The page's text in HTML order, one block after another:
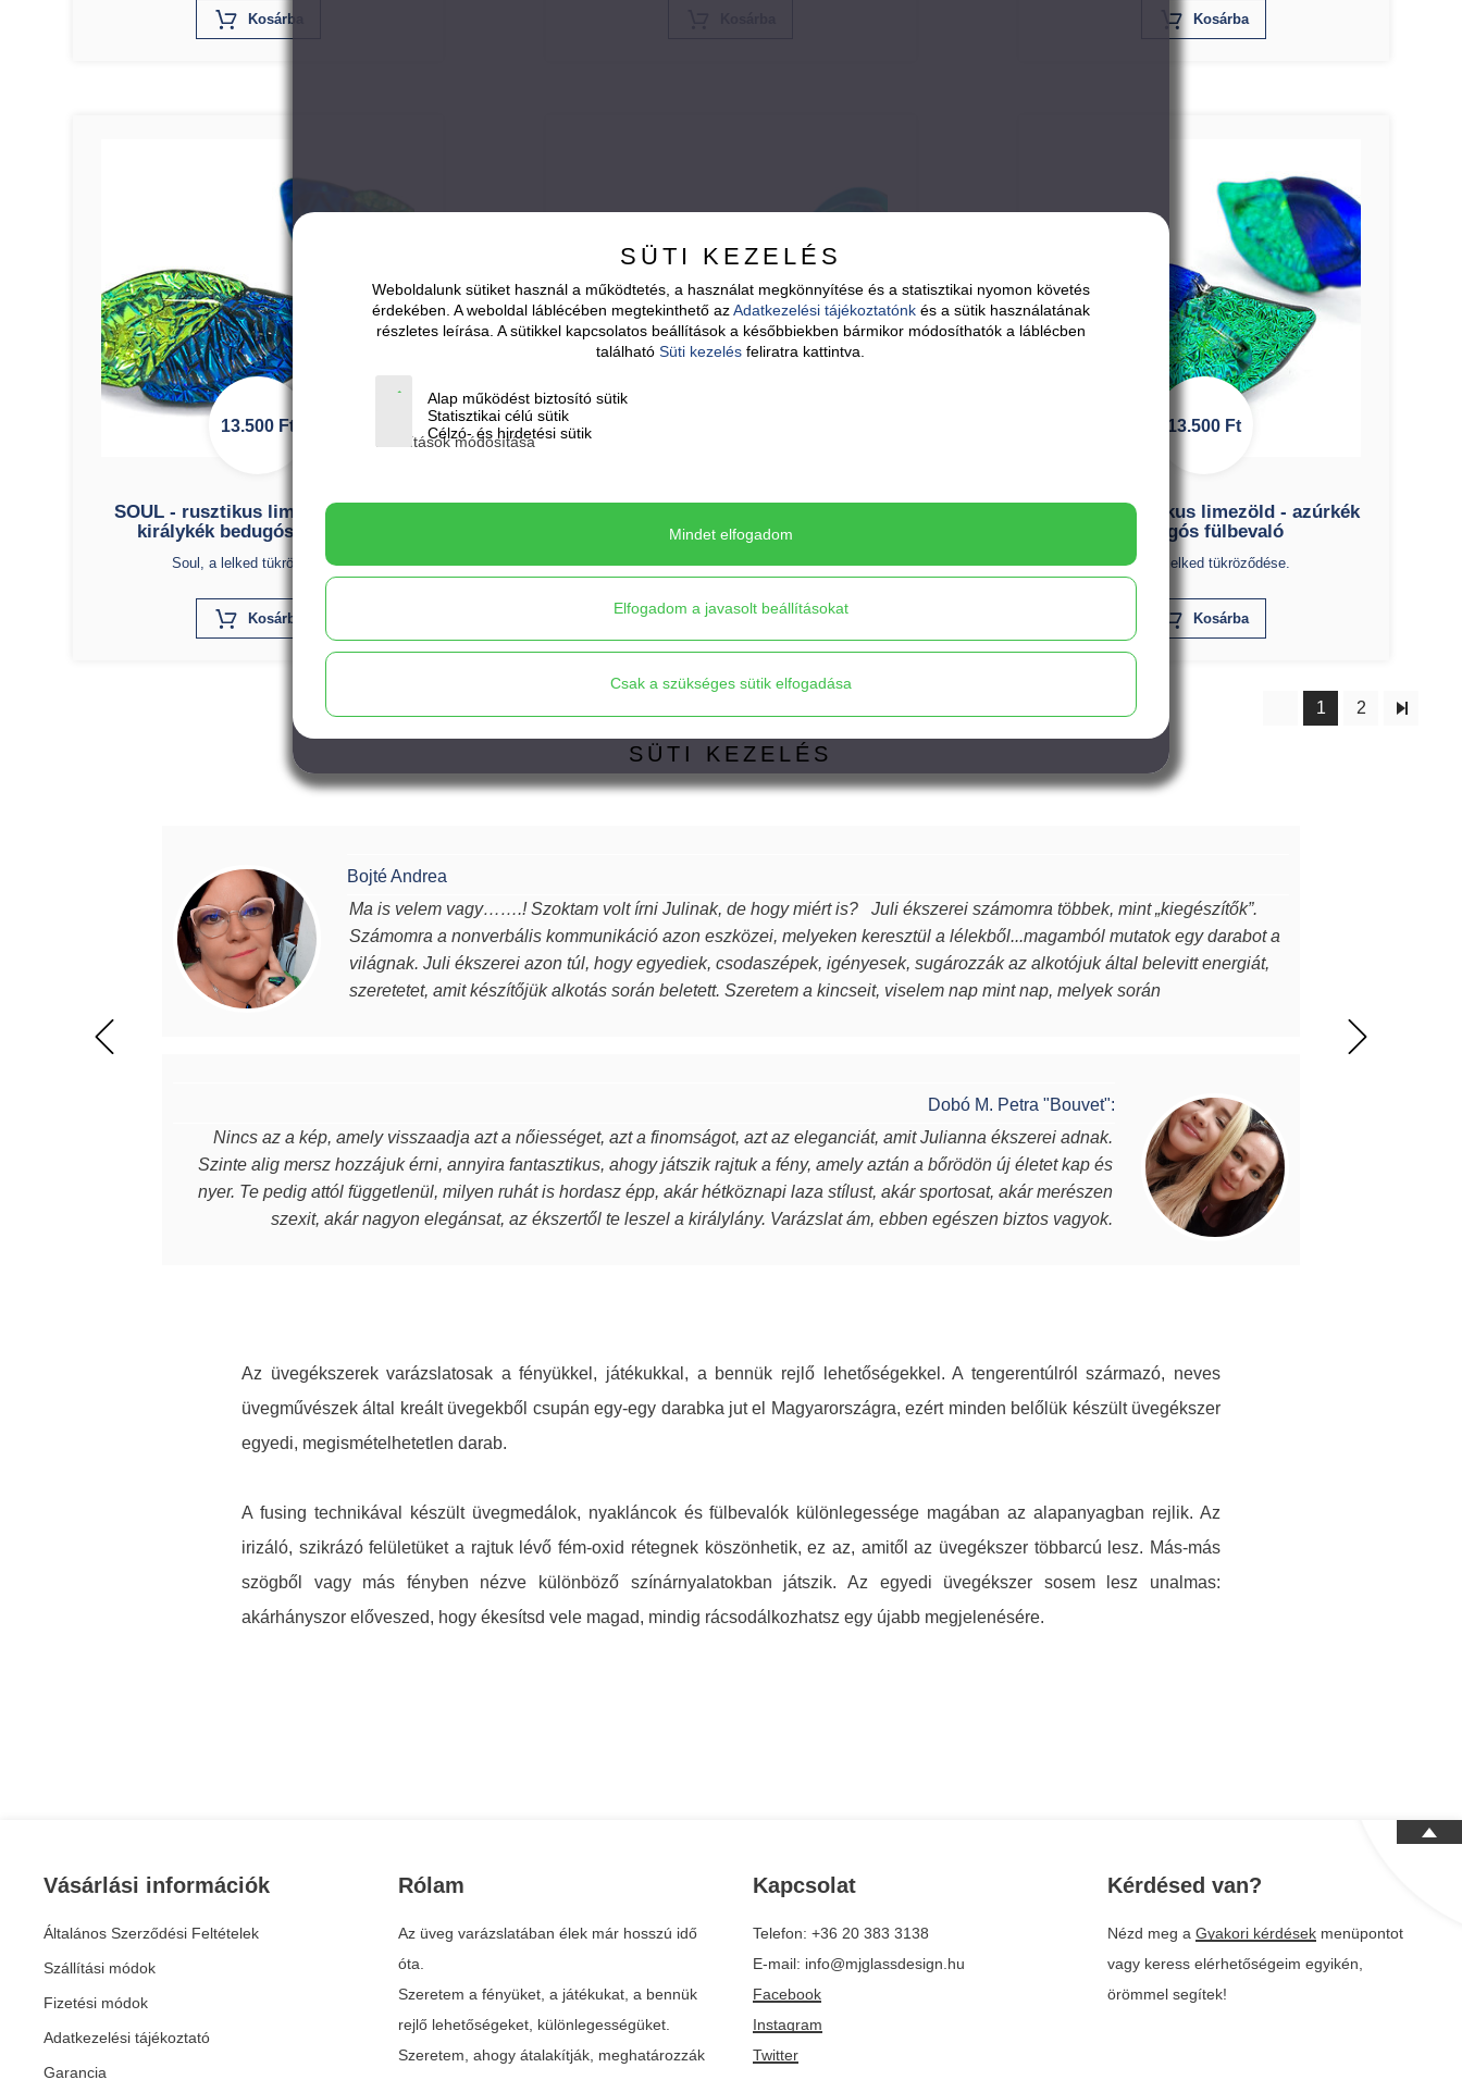
Kosárba Kosárba
X
13.500 Ft
SOUL - rusztikus lime - rusztikus
királykék bedugós fülbevaló
Soul, a lelked tükröződése.
Kosárba
bedugós fülbevaló
Soul, a lelked tükröződése.
KosárbaX
13.500Ft
SOUL - rusztikus limezöld - azúrkék
bedugós fülbevaló
Soul, a lelked tükröződése.
Kosárba
X
1 2
Bojté Andrea
Ma is velem vagy…….! Szoktam volt írni Julinak, de hogy miért is? Juli ékszerei számomra többek, mint „kiegészítők”.
Számomra a nonverbális kommunikáció azon eszközei, melyeken keresztül a lélekből...magamból mutatok egy darabot a
világnak. Juli ékszerei azon túl, hogy egyediek, csodaszépek, igényesek, sugározzák az alkotójuk által belevitt energiát,
szeretetet, amit készítőjük alkotás során beletett. Szeretem a kincseit, viselem nap mint nap, melyek során
Dobó M. Petra "Bouvet":
Nincs az a kép, amely visszaadja azt a nőiességet, azt a finomságot, azt az eleganciát, amit Julianna ékszerei adnak.
Szinte alig mersz hozzájuk érni, annyira fantasztikus, ahogy játszik rajtuk a fény, amely aztán a bőrödön új életet kap és
nyer. Te pedig attól függetlenül, milyen ruhát is hordasz épp, akár hétköznapi laza stílust, akár sportosat, akár merészen
szexit, akár nagyon elegánsat, az ékszertől te leszel a királylány. Varázslat ám, ebben egészen biztos vagyok.
Az üvegékszerek varázslatosak a fényükkel, játékukkal, a bennük rejlő lehetőségekkel. A tengerentúlról származó, neves
üvegművészek által kreált üvegekből csupán egy-egy darabka jut el Magyarországra, ezért minden belőlük készült üvegékszer
egyedi, megismételhetetlen darab.
A fusing technikával készült üvegmedálok, nyakláncok és fülbevalók különlegessége magában az alapanyagban rejlik. Az
irizáló, szikrázó felületüket a rajtuk lévő fém-oxid rétegnek köszönhetik, ez az, amitől az üvegékszer többarcú lesz. Más-más
szögből vagy más fényben nézve különböző színárnyalatokban játszik. Az egyedi üvegékszer sosem lesz unalmas:
akárhányszor előveszed, hogy ékesítsd vele magad, mindig rácsodálkozhatsz egy újabb megjelenésére.
Vásárlási információk
Általános Szerződési Feltételek
Szállítási módok
Fizetési módok
Adatkezelési tájékoztató
Garancia
Rólam
Az üveg varázslatában élek már hosszú idő
óta.
Szeretem a fényüket, a játékukat, a bennük
rejlő lehetőségeket, különlegességüket.
Szeretem, ahogy átalakítják, meghatározzák
Kapcsolat
Telefon: +36 20 383 3138
E-mail: info@mjglassdesign.hu
Facebook
Instagram
Twitter
Kérdésed van?
Nézd meg a Gyakori kérdések menüpontot
vagy keress elérhetőségeim egyikén,
örömmel segítek!
SÜTI KEZELÉS
Weboldalunk sütiket használ a működtetés, a használat megkönnyítése és a statisztikai nyomon követés
érdekében. A weboldal láblécében megtekinthető azAdatkezelési tájékoztatónkés a sütik használatának
részletes leírása. A sütikkel kapcsolatos beállítások a későbbiekben bármikor módosíthatók a láblécben
találhatóSüti kezelés feliratra kattintva.
Alap működést biztosító sütik
Statisztikai célú sütik
Célzó- és hirdetési sütik
Beállítások módosítása
Mindet elfogadom
Elfogadom a javasolt beállításokat
Csak a szükséges sütik elfogadása
SÜTI KEZELÉS
Csak a szükséges sütik elfogadása